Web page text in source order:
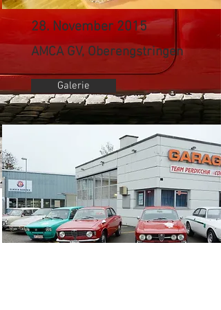
28. November 2015
AMCA GV, Oberengstringen
Galerie